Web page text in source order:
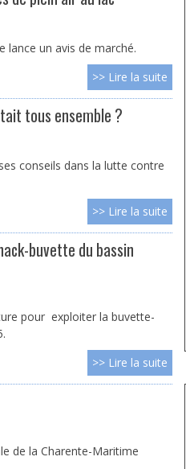
lance un avis de marché.
>> Lire la suite
tous ensemble ?
conseils dans la lutte contre
>> Lire la suite
buvette du bassin
pour exploiter la buvette-
>> Lire la suite
de la Charente-Maritime